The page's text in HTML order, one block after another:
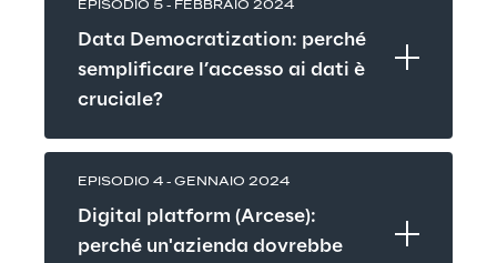
EPISODIO 5 - FEBBRAIO 2024
Data Democratization: perché
semplificare l’accesso ai dati è
cruciale?
EPISODIO 4 - GENNAIO 2024
Digital platform (Arcese):
perché un'azienda dovrebbe